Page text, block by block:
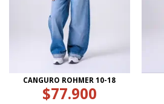
CANGURO ROHMER 10-18
$77.900